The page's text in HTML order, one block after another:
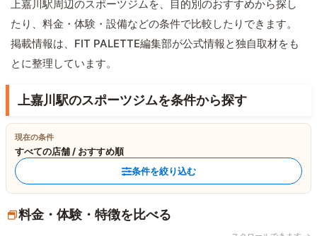
上嘉川駅周辺のスポーツジムを、目的別のおすすめから探し
たり、料金・体験・設備などの条件で比較したりできます。
掲載情報は、FIT PALETTE編集部が公式情報と独自取材をも
とに整理しています。
上嘉川駅のスポーツジムを条件から探す
現在の条件
すべての店舗 / おすすめ順
条件を絞り込む
料金・体験・特徴を比べる